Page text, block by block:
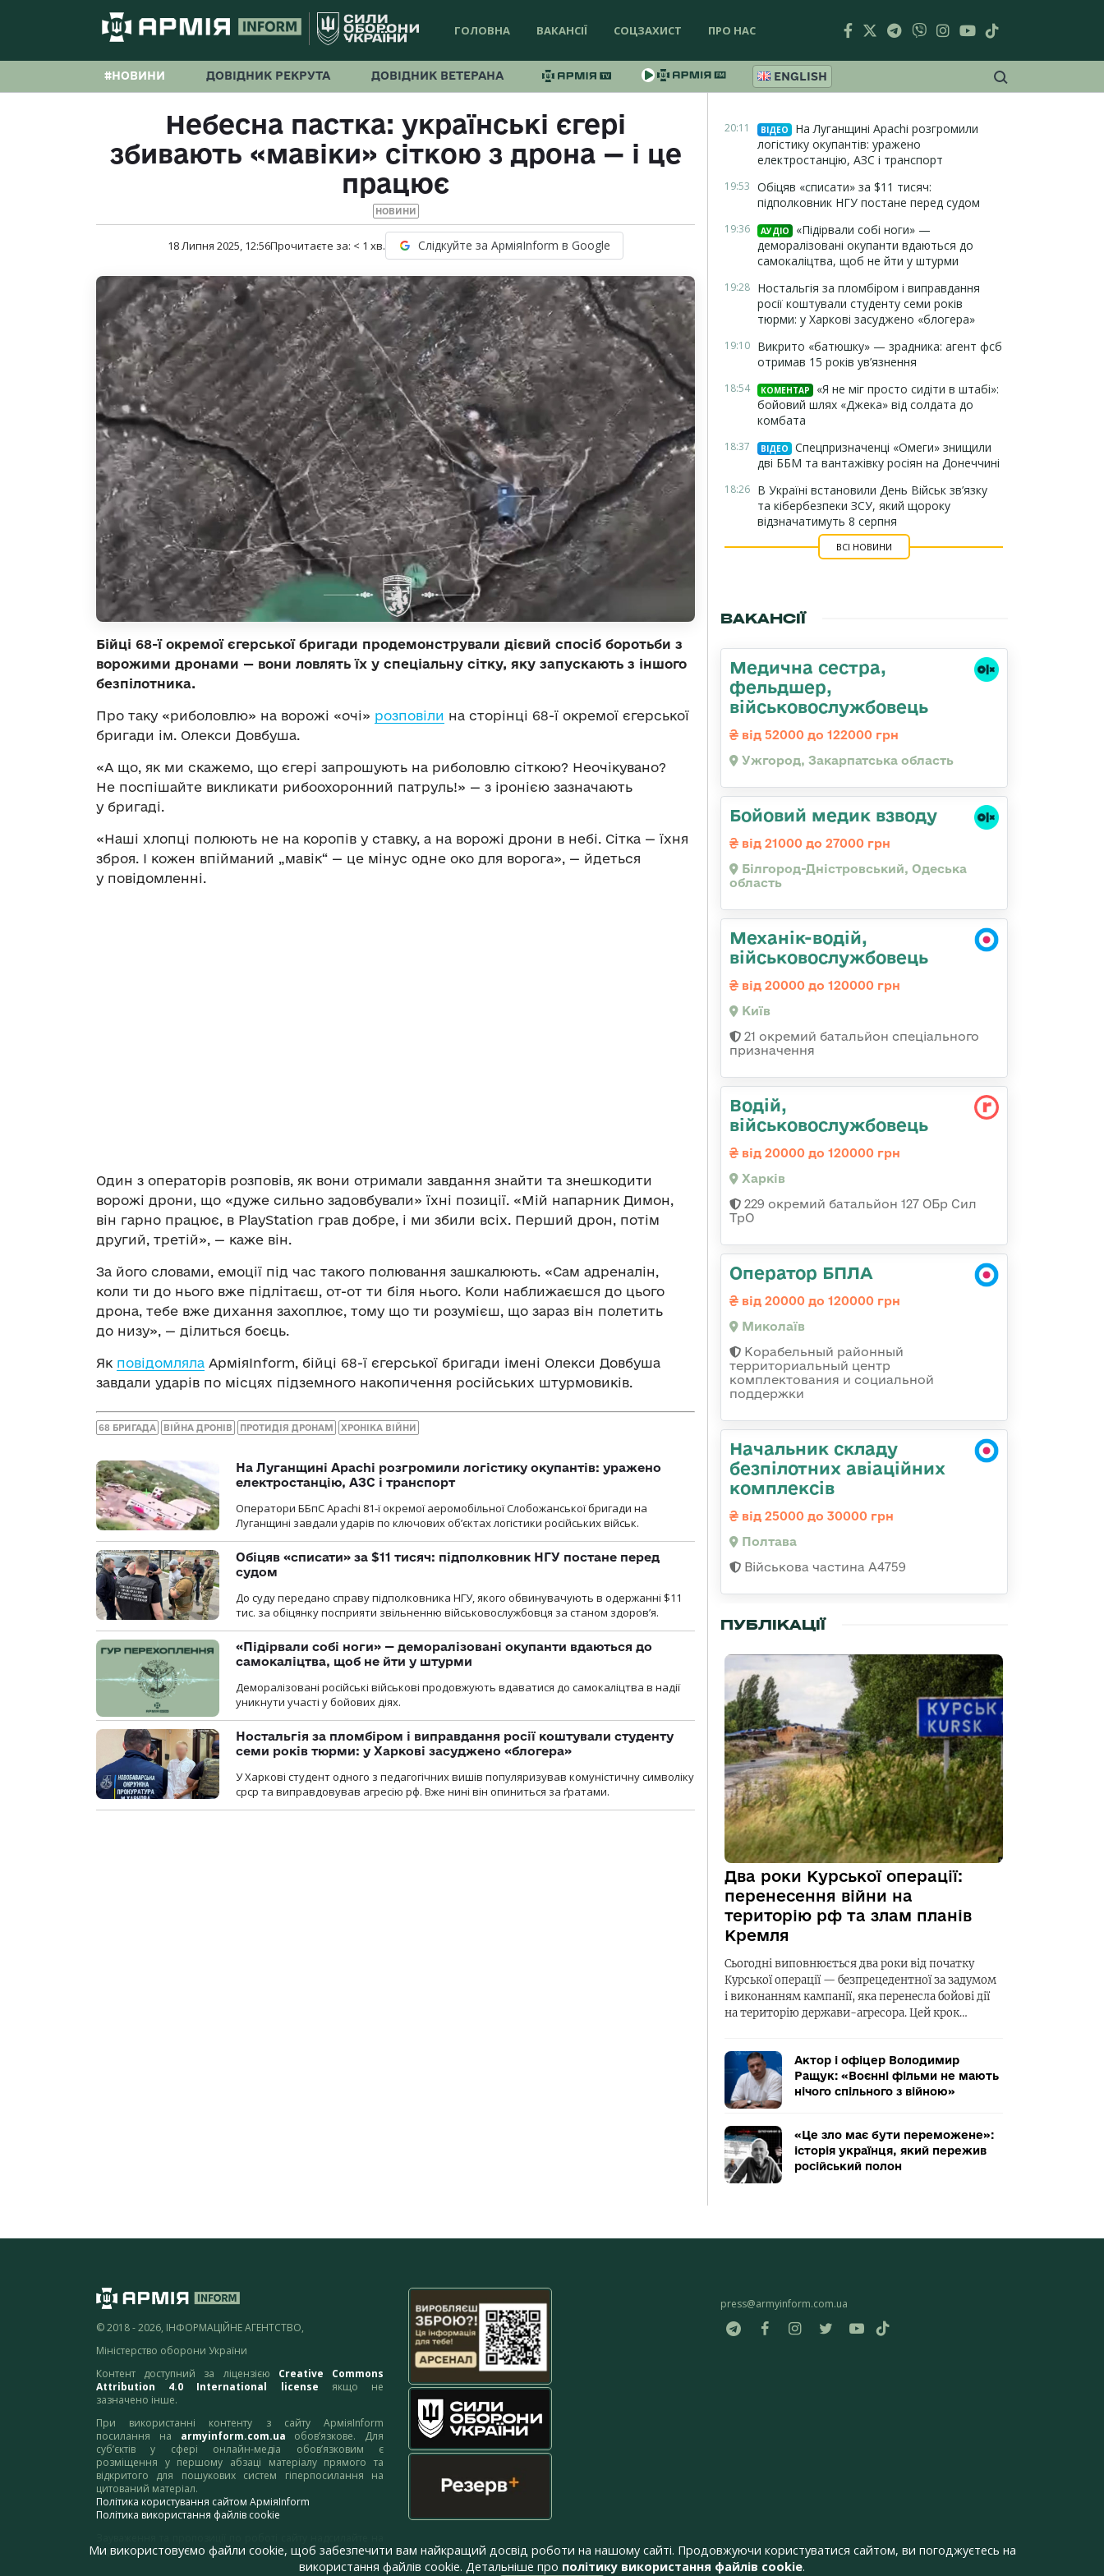
ГОЛОВНА ВАКАНСІЇ СОЦЗАХИСТ ПРО НАС
#НОВИНИ ДОВІДНИК РЕКРУТА ДОВІДНИК ВЕТЕРАНА ENGLISH
Небесна пастка: українські єгері
збивають «мавіки» сіткою з дрона — і це
працює
НОВИНИ
18 Липня 2025, 12:56Прочитаєте за: < 1 хв. Слідкуйте за АрміяInform в Google
Бійці 68-ї окремої єгерської бригади продемонстрували дієвий спосіб боротьби з
ворожими дронами — вони ловлять їх у спеціальну сітку, яку запускають з іншого
безпілотника.
Про таку «риболовлю» на ворожі «очі» розповіли на сторінці 68-ї окремої єгерської
бригади ім. Олекси Довбуша.
«А що, як ми скажемо, що єгері запрошують на риболовлю сіткою? Неочікувано?
Не поспішайте викликати рибоохоронний патруль!» — з іронією зазначають
у бригаді.
«Наші хлопці полюють не на коропів у ставку, а на ворожі дрони в небі. Сітка — їхня
зброя. І кожен впійманий „мавік“ — це мінус одне око для ворога», — йдеться
у повідомленні.
Один з операторів розповів, як вони отримали завдання знайти та знешкодити
ворожі дрони, що «дуже сильно задовбували» їхні позиції. «Мій напарник Димон,
він гарно працює, в PlayStation грав добре, і ми збили всіх. Перший дрон, потім
другий, третій», — каже він.
За його словами, емоції під час такого полювання зашкалюють. «Сам адреналін,
коли ти до нього вже підлітаєш, от-от ти біля нього. Коли наближаєшся до цього
дрона, тебе вже дихання захоплює, тому що ти розумієш, що зараз він полетить
до низу», — ділиться боєць.
Як повідомляла АрміяInform, бійці 68-ї єгерської бригади імені Олекси Довбуша
завдали ударів по місцях підземного накопичення російських штурмовиків.
68 БРИГАДА ВІЙНА ДРОНІВ ПРОТИДІЯ ДРОНАМ ХРОНІКА ВІЙНИ
На Луганщині Apachi розгромили логістику окупантів: уражено
електростанцію, АЗС і транспорт
Оператори ББпС Apachi 81-ї окремої аеромобільної Слобожанської бригади на
Луганщині завдали ударів по ключових об’єктах логістики російських військ.
Обіцяв «списати» за $11 тисяч: підполковник НГУ постане перед
судом
До суду передано справу підполковника НГУ, якого обвинувачують в одержанні $11
тис. за обіцянку посприяти звільненню військовослужбовця за станом здоров’я.
«Підірвали собі ноги» — деморалізовані окупанти вдаються до
самокаліцтва, щоб не йти у штурми
Деморалізовані російські військові продовжують вдаватися до самокаліцтва в надії
уникнути участі у бойових діях.
Ностальгія за пломбіром і виправдання росії коштували студенту
семи років тюрми: у Харкові засуджено «блогера»
У Харкові студент одного з педагогічних вишів популяризував комуністичну символіку
срср та виправдовував агресію рф. Вже нині він опиниться за ґратами.
20:11 ВІДЕО
На Луганщині Apachi розгромили
логістику окупантів: уражено
електростанцію, АЗС і транспорт
19:53 Обіцяв «списати» за $11 тисяч:
підполковник НГУ постане перед судом
19:36 АУДІО
«Підірвали собі ноги» —
деморалізовані окупанти вдаються до
самокаліцтва, щоб не йти у штурми
19:28 Ностальгія за пломбіром і виправдання
росії коштували студенту семи років
тюрми: у Харкові засуджено «блогера»
19:10 Викрито «батюшку» — зрадника: агент фсб
отримав 15 років ув’язнення
18:54 КОМЕНТАР
«Я не міг просто сидіти в штабі»:
бойовий шлях «Джека» від солдата до
комбата
18:37 ВІДЕО
Спецпризначенці «Омеги» знищили
дві ББМ та вантажівку росіян на Донеччині
18:26 В Україні встановили День Військ зв’язку
та кібербезпеки ЗСУ, який щороку
відзначатимуть 8 серпня
ВСІ НОВИНИ
ВАКАНСІЇ
Медична сестра,
фельдшер,
військовослужбовець
від 52000 до 122000 грн
Ужгород, Закарпатська область
Бойовий медик взводу
від 21000 до 27000 грн
Білгород-Дністровський, Одеська
область
Механік-водій,
військовослужбовець
від 20000 до 120000 грн
Київ
21 окремий батальйон спеціального
призначення
Водій,
військовослужбовець
від 20000 до 120000 грн
Харків
229 окремий батальйон 127 ОБр Сил
ТрО
Оператор БПЛА
від 20000 до 120000 грн
Миколаїв
Корабельный районный
территориальный центр
комплектования и социальной
поддержки
Начальник складу
безпілотних авіаційних
комплексів
від 25000 до 30000 грн
Полтава
Військова частина А4759
ПУБЛІКАЦІЇ
Два роки Курської операції:
перенесення війни на
територію рф та злам планів
Кремля
Сьогодні виповнюється два роки від початку
Курської операції — безпрецедентної за задумом
і виконанням кампанії, яка перенесла бойові дії
на територію держави-агресора. Цей крок…
Актор і офіцер Володимир
Ращук: «Воєнні фільми не мають
нічого спільного з війною»
«Це зло має бути переможене»:
історія українця, який пережив
російський полон
© 2018 - 2026, ІНФОРМАЦІЙНЕ АГЕНТСТВО,
Міністерство оборони України
Контент доступний за ліцензією Creative Commons
Attribution 4.0 International license якщо не
зазначено інше.
При використанні контенту з сайту АрміяInform
посилання на armyinform.com.ua обов’язкове. Для
суб’єктів у сфері онлайн-медіа обов’язковим є
розміщення у першому абзаці матеріалу прямого та
відкритого для пошукових систем гіперпосилання на
цитований матеріал.
Політика користування сайтом АрміяInform
Політика використання файлів cookie
адресу:webmaster@armyinform.com.ua
press@armyinform.com.ua
Ми використовуємо файли cookie, щоб забезпечити вам найкращий досвід роботи на нашому сайті. Продовжуючи користуватися сайтом, ви погоджуєтесь на
використання файлів cookie. Детальніше про політику використання файлів cookie.